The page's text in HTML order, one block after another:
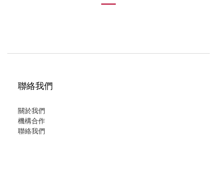
聯絡我們
關於我們
機構合作
聯絡我們